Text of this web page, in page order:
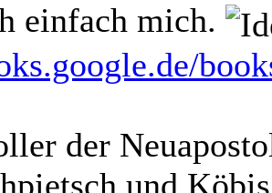
einfach mich.
der
und